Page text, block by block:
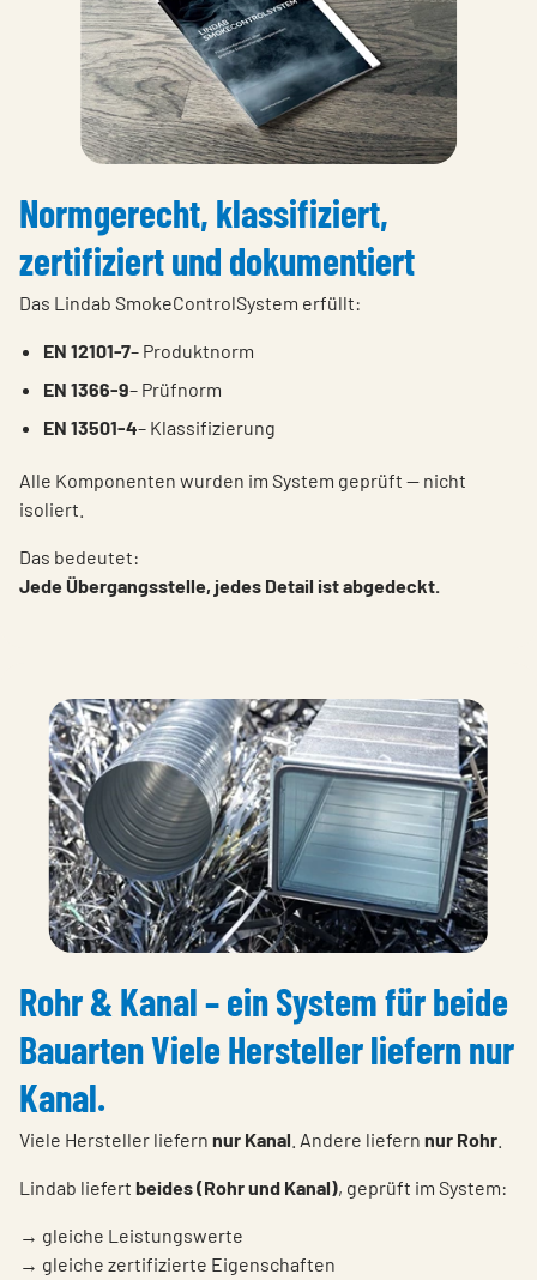
Normgerecht, klassifiziert,
zertifiziert und dokumentiert
Das Lindab SmokeControlSystem erfüllt:
EN 12101-7– Produktnorm
EN 1366-9– Prüfnorm
EN 13501-4– Klassifizierung
Alle Komponenten wurden im System geprüft — nicht
isoliert.
Das bedeutet:
Jede Übergangsstelle, jedes Detail ist abgedeckt.
Rohr & Kanal – ein System für beide
Bauarten Viele Hersteller liefern nur
Kanal.
Viele Hersteller liefern nur Kanal . Andere liefern nur Rohr
Lindab liefert beides (Rohr und Kanal), geprüft im System:
→ gleiche Leistungswerte
→ gleiche zertifizierte Eigenschaften